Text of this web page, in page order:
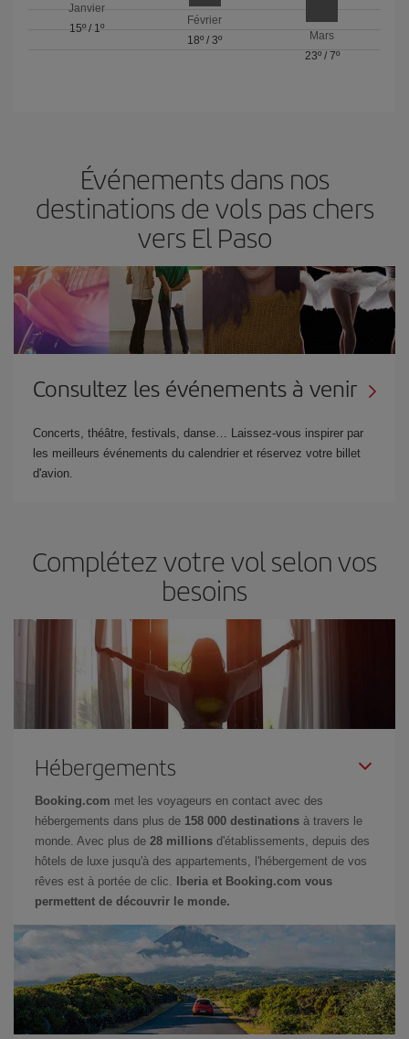
Janvier
15º / 1º
Février
18º / 3º
Mars
23º/ 7º
Événements dans nos
destinations de vols pas chers
vers El Paso
Consultez les événements à venir
Concerts, théâtre, festivals, danse… Laissez-vous inspirer par
les meilleurs événements du calendrier et réservez votre billet
d'avion.
Complétez votre vol selon vos
besoins
Hébergements
Booking.com met les voyageurs en contact avec des
hébergements dans plus de 158 000 destinations à travers le
monde. Avec plus de 28 millions d'établissements, depuis des
hôtels de luxe jusqu'à des appartements, l'hébergement de vos
rêves est à portée de clic.
Iberia et Booking.com vous
permettent de découvrir le monde.